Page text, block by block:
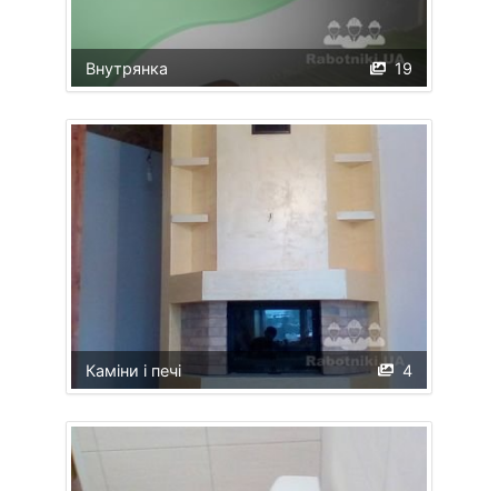
19
Внутрянка
4
Каміни і печі